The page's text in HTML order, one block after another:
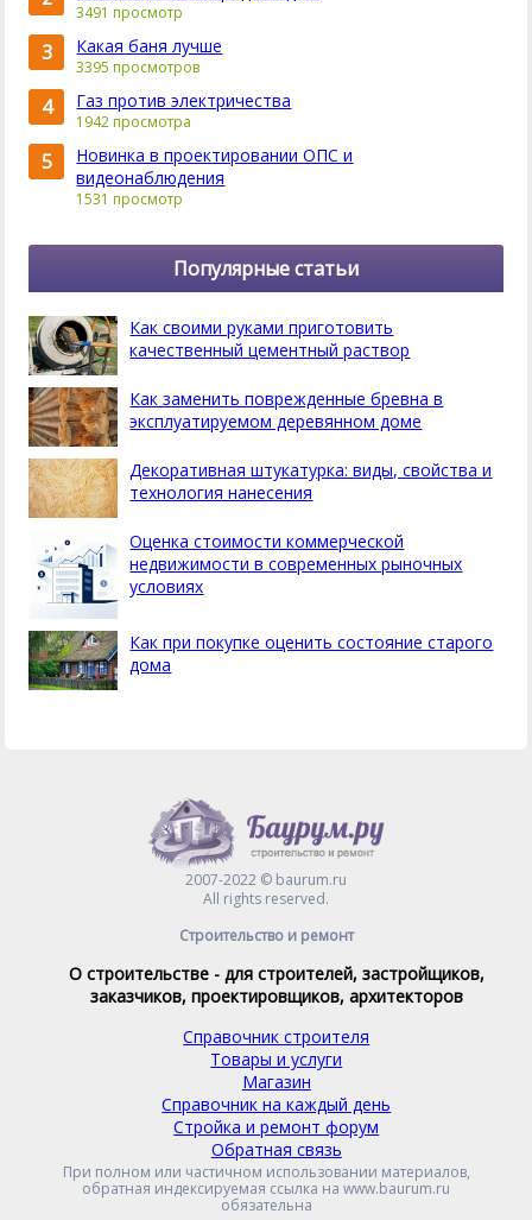
3491 просмотр
3 Какая баня лучше
3395 просмотров
4 Газ против электричества
1942 просмотра
5
Новинка в проектировании ОПС и
видеонаблюдения
1531 просмотр
Популярные статьи
Как своими руками приготовить
качественный цементный раствор
Как заменить поврежденные бревна в
эксплуатируемом деревянном доме
Декоративная штукатурка: виды, свойства и
технология нанесения
Оценка стоимости коммерческой
недвижимости в современных рыночных
условиях
Как при покупке оценить состояние старого
дома
2007-2022 © baurum.ru
All rights reserved.
Строительство и ремонт
О строительстве - для строителей, застройщиков,
заказчиков, проектировщиков, архитекторов
Справочник строителя
Товары и услуги
Магазин
Справочник на каждый день
Стройка и ремонт форум
Обратная связь
При полном или частичном использовании материалов,
обратная индексируемая ссылка на www.baurum.ru
обязательна